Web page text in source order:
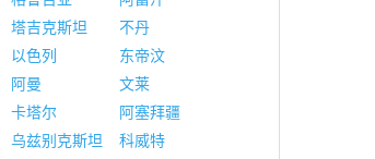
塔吉克斯坦
不丹
以色列
东帝汶
阿曼
文莱
卡塔尔
阿塞拜疆
乌兹别克斯坦
科威特